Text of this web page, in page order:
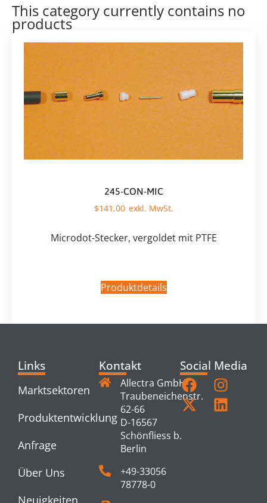
This category currently contains no
products
245-CON-MIC
$141,00
Microdot-Stecker, vergoldet mit PTFE
Produktdetails
Links
Marktsektoren
Produktentwicklung
Anfrage
Über Uns
Neuigkeiten
Kontakt
Allectra GmbH
Traubeneichenstr.
62-66
D-16567
Schönfliess b.
Berlin
+49-33056
78778-0
Social Media